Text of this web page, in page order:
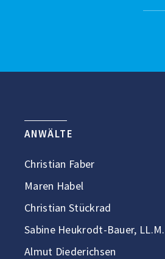
ANWÄLTE
Christian Faber
Maren Habel
Christian Stückrad
Sabine Heukrodt-Bauer, LL.M.
Almut Diederichsen